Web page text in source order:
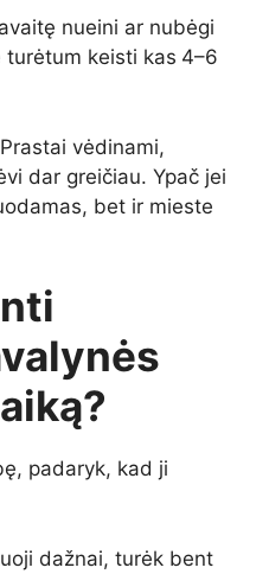
nueini ar nubėgi
turėtum keisti kas 4–6
vėdinami,
dar greičiau. Ypač jei
bet ir mieste
padaryk, kad ji
dažnai, turėk bent